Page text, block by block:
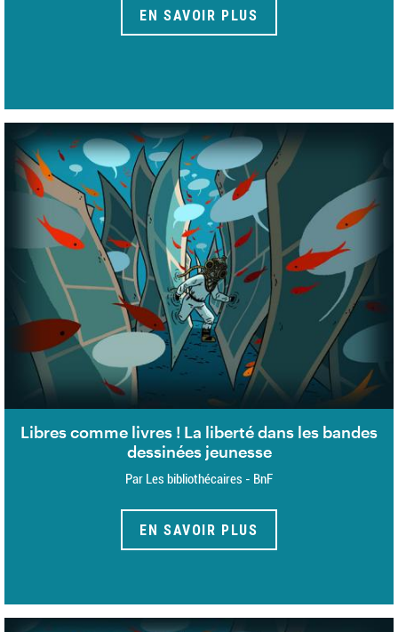
EN SAVOIR PLUS
Libres comme livres ! La liberté dans les bandes
dessinées jeunesse
Par Les bibliothécaires - BnF
EN SAVOIR PLUS